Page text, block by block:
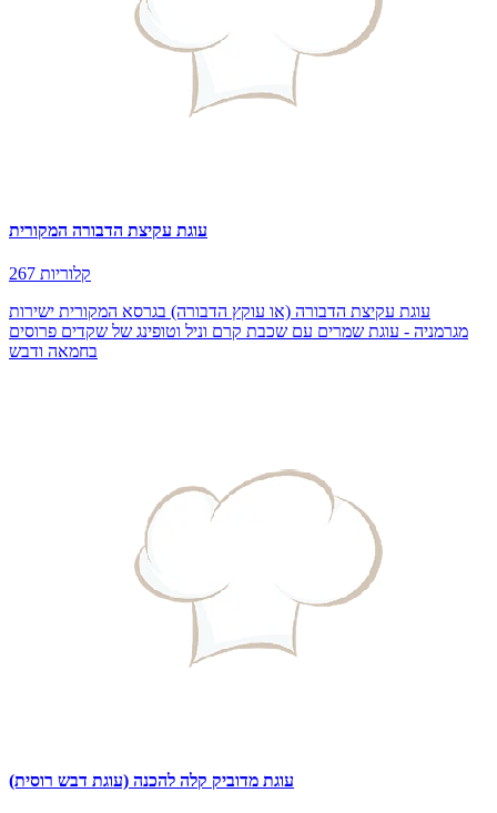
עוגת עקיצת הדבורה המקורית
267 קלוריות
עוגת עקיצת הדבורה (או עוקץ הדבורה) בגרסא המקורית ישירות
מגרמניה - עוגת שמרים עם שכבת קרם וניל וטופינג של שקדים פרוסים
בחמאה ודבש
עוגת מדוביק קלה להכנה (עוגת דבש רוסית)